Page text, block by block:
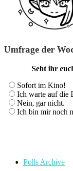
Umfrage der
Seht ihr
Sofort im Kino!
Ich warte auf die
Nein, gar nicht.
Ich bin mir noch
Polls Archive